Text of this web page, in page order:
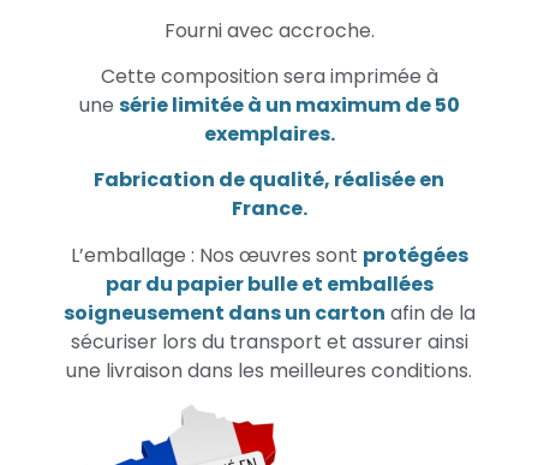
Fourni avec accroche.
Cette composition sera imprimée à
une série limitée à un maximum de 50
exemplaires.
Fabrication de qualité, réalisée en
France.
L’emballage : Nos œuvres sont protégées
par du papier bulle et emballées
soigneusement dans un carton afin de la
sécuriser lors du transport et assurer ainsi
une livraison dans les meilleures conditions.